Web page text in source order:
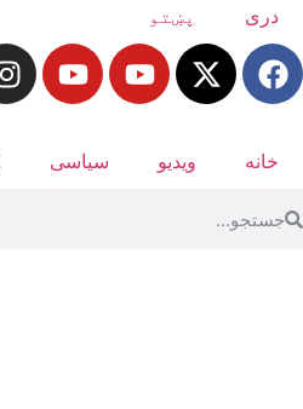
دری پښتو
خانه ویدیو سیاسی